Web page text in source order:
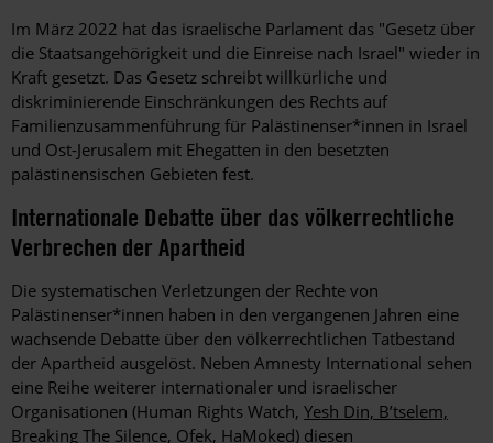
Im März 2022 hat das israelische Parlament das "Gesetz über
die Staatsangehörigkeit und die Einreise nach Israel" wieder in
Kraft gesetzt. Das Gesetz schreibt willkürliche und
diskriminierende Einschränkungen des Rechts auf
Familienzusammenführung für Palästinenser*innen in Israel
und Ost-Jerusalem mit Ehegatten in den besetzten
palästinensischen Gebieten fest.
Internationale Debatte über das völkerrechtliche
Verbrechen der Apartheid
Die systematischen Verletzungen der Rechte von
Palästinenser*innen haben in den vergangenen Jahren eine
wachsende Debatte über den völkerrechtlichen Tatbestand
der Apartheid ausgelöst. Neben Amnesty International sehen
eine Reihe weiterer internationaler und israelischer
Organisationen (Human Rights Watch, Yesh Din, B’tselem,
Breaking The Silence, Ofek, HaMoked) diesen